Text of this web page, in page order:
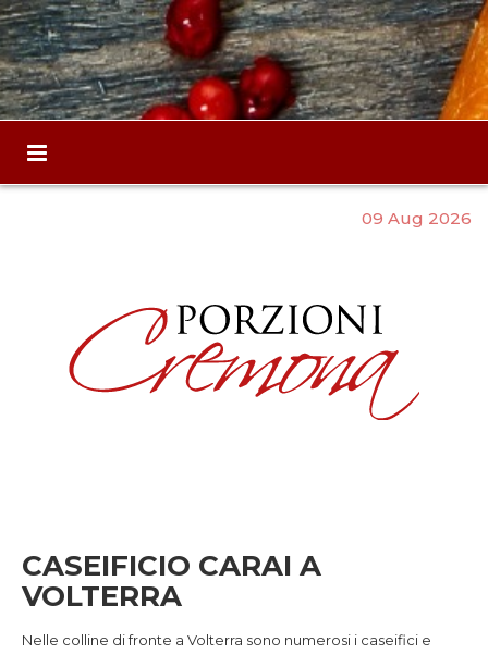
09 Aug 2026
CASEIFICIO CARAI A
VOLTERRA
Nelle colline di fronte a Volterra sono numerosi i caseifici e